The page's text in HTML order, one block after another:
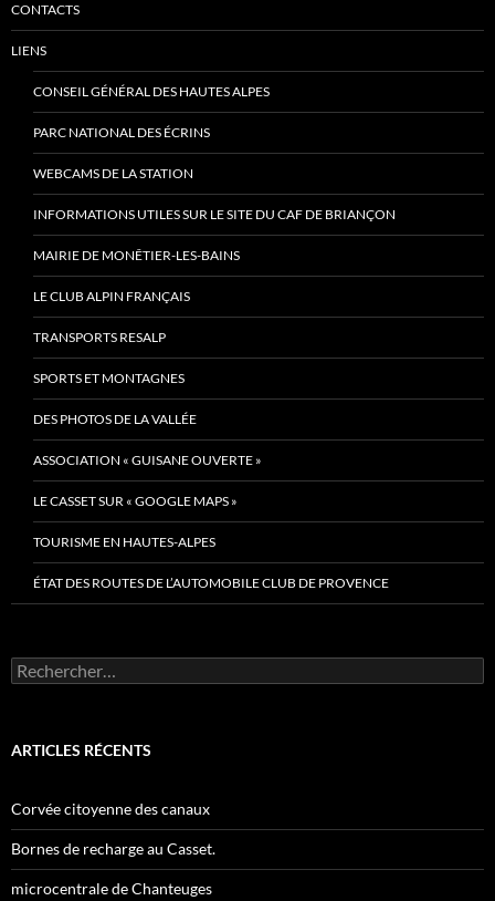
CONTACTS
LIENS
CONSEIL GÉNÉRAL DES HAUTES ALPES
PARC NATIONAL DES ÉCRINS
WEBCAMS DE LA STATION
INFORMATIONS UTILES SUR LE SITE DU CAF DE BRIANÇON
MAIRIE DE MONÊTIER-LES-BAINS
LE CLUB ALPIN FRANÇAIS
TRANSPORTS RESALP
SPORTS ET MONTAGNES
DES PHOTOS DE LA VALLÉE
ASSOCIATION « GUISANE OUVERTE »
LE CASSET SUR « GOOGLE MAPS »
TOURISME EN HAUTES-ALPES
ÉTAT DES ROUTES DE L’AUTOMOBILE CLUB DE PROVENCE
Rechercher :
ARTICLES RÉCENTS
Corvée citoyenne des canaux
Bornes de recharge au Casset.
microcentrale de Chanteuges